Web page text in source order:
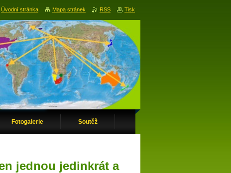
Fotogalerie Soutěž
jednou jedinkrát a
Úvodní stránka Mapa stránek RSS Tisk